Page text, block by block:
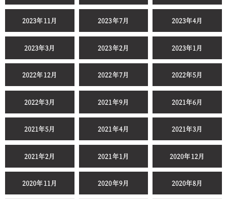
2023年11月 2023年7月 2023年4月
2023年3月 2023年2月 2023年1月
2022年12月 2022年7月 2022年5月
2022年3月 2021年9月 2021年6月
2021年5月 2021年4月 2021年3月
2021年2月 2021年1月 2020年12月
2020年11月 2020年9月 2020年8月